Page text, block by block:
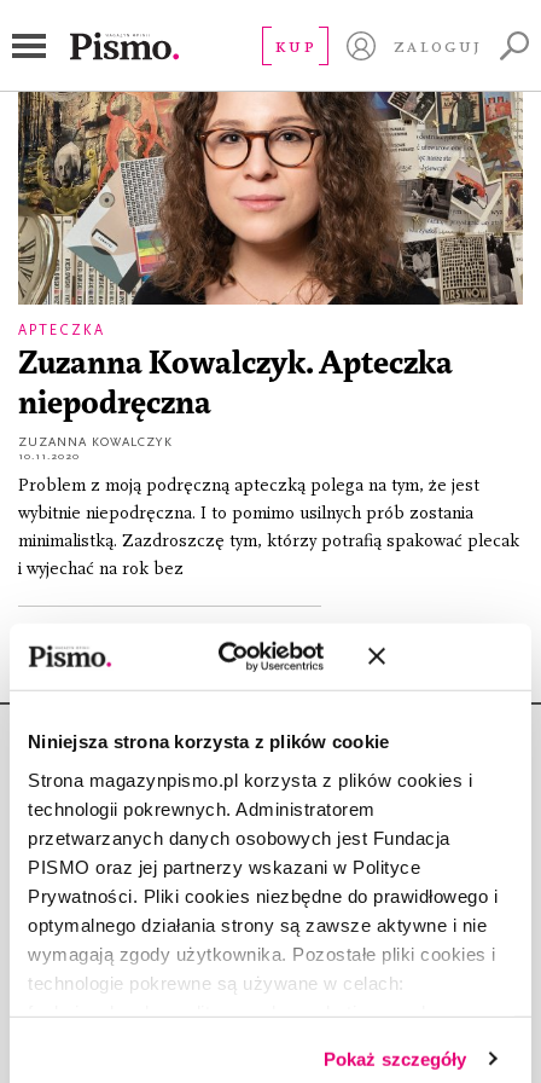
Niniejsza strona korzysta z plików cookie
Strona magazynpismo.pl korzysta z plików cookies i
technologii pokrewnych. Administratorem
przetwarzanych danych osobowych jest Fundacja
PISMO oraz jej partnerzy wskazani w Polityce
Prywatności. Pliki cookies niezbędne do prawidłowego i
optymalnego działania strony są zawsze aktywne i nie
wymagają zgody użytkownika. Pozostałe pliki cookies i
technologie pokrewne są używane w celach:
dobrowolną zgodę na pliki cookies i technologie
Pokaż szczegóły
KUP ZALOGUJ
APTECZKA
Zuzanna Kowalczyk. Apteczka
niepodręczna
ZUZANNA KOWALCZYK
10.11.2020
Problem z moją podręczną apteczką polega na tym, że jest
wybitnie niepodręczna. I to pomimo usilnych prób zostania
minimalistką. Zazdroszczę tym, którzy potrafią spakować plecak
i wyjechać na rok bez
Copyright © Fundacja Pismo
O „PIŚMIE”
ABOUT PISMO
FACT-CHECKING W „PIŚMIE”